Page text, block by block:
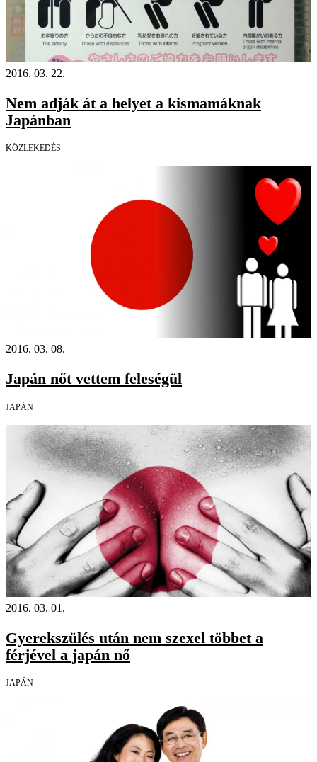
2016. 03. 22.
Nem adják át a helyet a kismamáknak
Japánban
KÖZLEKEDÉS
2016. 03. 08.
Japán nőt vettem feleségül
JAPÁN
2016. 03. 01.
Gyerekszülés után nem szexel többet a
férjével a japán nő
JAPÁN